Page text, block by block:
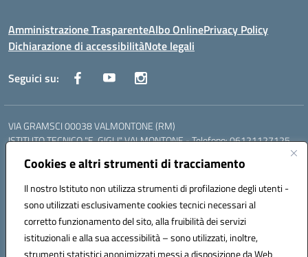
Cookies e altri strumenti di tracciamento
Il nostro Istituto non utilizza strumenti di profilazione degli utenti -
sono utilizzati esclusivamente cookies tecnici necessari al
corretto funzionamento del sito, alla fruibilità dei servizi
istituzionali e alla sua accessibilità – sono utilizzati, inoltre,
strumenti statistici anonimizzati messi a disposizione da Web
Amministrazione TrasparenteAlbo OnlinePrivacy Policy
Dichiarazione di accessibilitàNote legali
Seguici su:
VIA GRAMSCI 00038 VALMONTONE (RM)
ISTITUTO TECNICO "E. GIGLI" VALMONTONE - Telefono: 06121127125
06121126825
LICEO DELLE SCIENZE UMANE "P.L. NERVI" SEGNI - Telefono:
06121126845
Mail: RMIS099002@istruzione.it - PEC: RMIS099002@pec.istruzione.it
Codice meccanografico: RMIS099002
Codice fiscale: 95036960581